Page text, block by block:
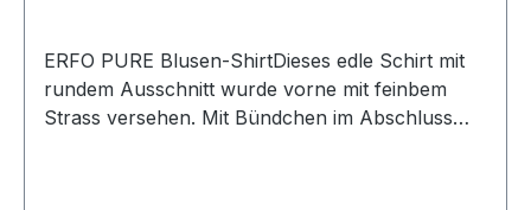
ERFO PURE Blusen-ShirtDieses edle Schirt mit
rundem Ausschnitt wurde vorne mit feinbem
Strass versehen. Mit Bündchen im Abschluss